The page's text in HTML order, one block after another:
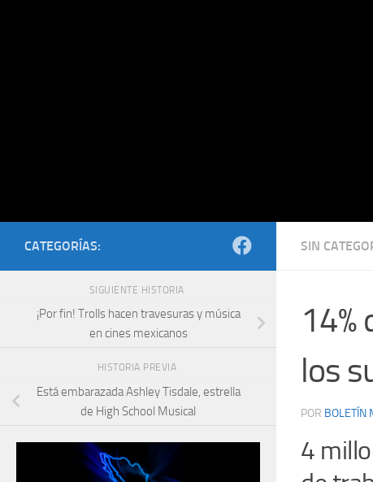
SIN
14%
los
POR BOLETÍN
4
CATEGORÍAS:
SIGUIENTE HISTORIA
¡Por fin! Trolls hacen travesuras y música
en cines mexicanos
HISTORIA PREVIA
Está embarazada Ashley Tisdale, estrella
de High School Musical